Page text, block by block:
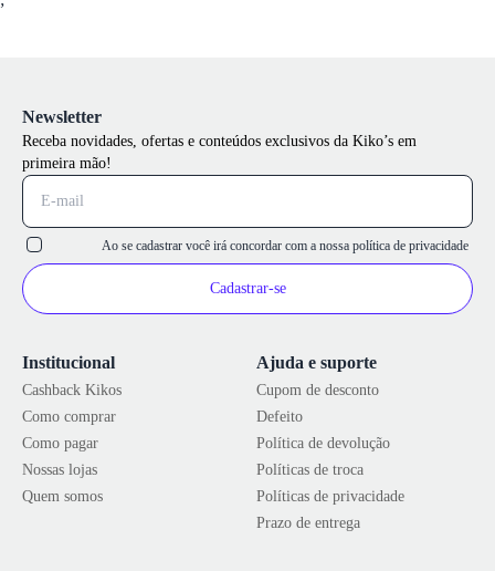
Institucional
Cashback Kikos
Como comprar
Como pagar
Nossas lojas
Quem somos
Ajuda e suporte
Cupom de desconto
Defeito
Política de devolução
Políticas de troca
Políticas de privacidade
Prazo de entrega
Newsletter
Receba novidades, ofertas e conteúdos exclusivos da Kiko’s em
primeira mão!
Ao se cadastrar você irá concordar com a nossa política de privacidade
Cadastrar-se